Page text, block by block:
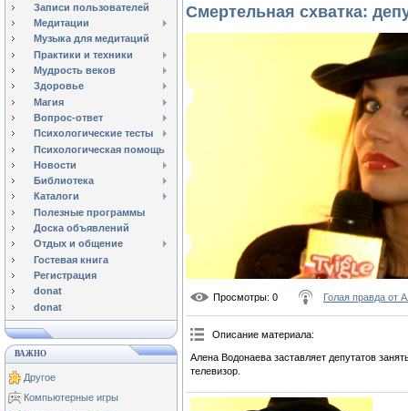
Записи пользователей
Медитации
Музыка для медитаций
Практики и техники
Мудрость веков
Здоровье
Магия
Вопрос-ответ
Психологические тесты
Психологическая помощь
Новости
Библиотека
Каталоги
Полезные программы
Доска объявлений
Отдых и общение
Гостевая книга
Регистрация
donat
donat
ВАЖНО
Другое
Компьютерные игры
Смертельная схватка:
Просмотры: 0 Голая правда от
Описание материала:
Алена Водонаева заставляет депутатов
телевизор.